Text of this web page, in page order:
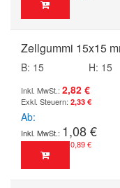
Zellgummi 15x15
B: 15
H: 15
2,82 €
2,33 €
Ab
1,08 €
0,89 €